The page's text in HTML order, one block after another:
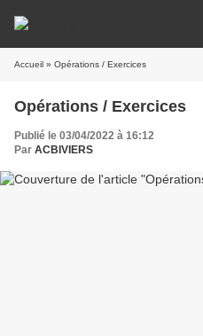
Accueil » Opérations / Exercices
Opérations / Exercices
Publié le 03/04/2022 à 16:12
Par ACBIVIERS